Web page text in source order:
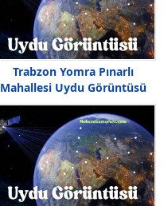
Trabzon Yomra Pınarlı
Mahallesi Uydu Görüntüsü